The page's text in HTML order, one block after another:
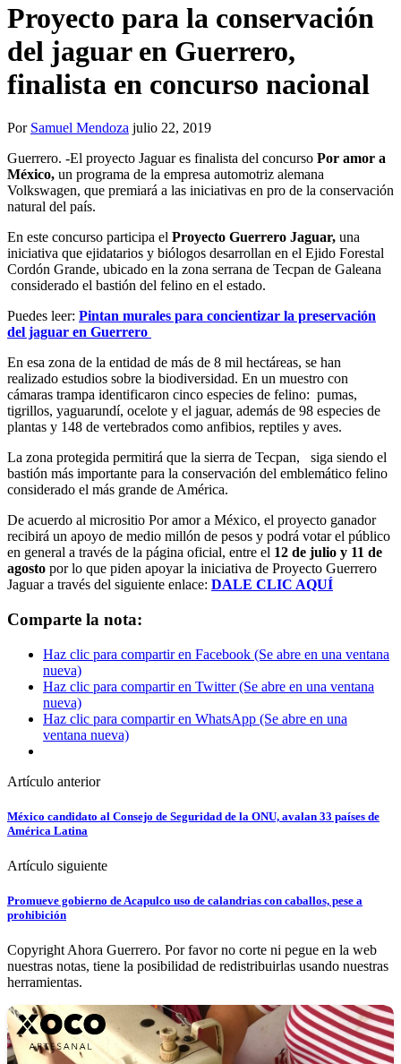
Proyecto para la conservación
del jaguar en Guerrero,
finalista en concurso nacional
Por Samuel Mendoza julio 22, 2019
Guerrero. -El proyecto Jaguar es finalista del concurso Por amor a
México, un programa de la empresa automotriz alemana
Volkswagen, que premiará a las iniciativas en pro de la conservación
natural del país.
En este concurso participa el Proyecto Guerrero Jaguar, una
iniciativa que ejidatarios y biólogos desarrollan en el Ejido Forestal
Cordón Grande, ubicado en la zona serrana de Tecpan de Galeana
considerado el bastión del felino en el estado.
Puedes leer: Pintan murales para concientizar la preservación
del jaguar en Guerrero
En esa zona de la entidad de más de 8 mil hectáreas, se han
realizado estudios sobre la biodiversidad. En un muestro con
cámaras trampa identificaron cinco especies de felino: pumas,
tigrillos, yaguarundí, ocelote y el jaguar, además de 98 especies de
plantas y 148 de vertebrados como anfibios, reptiles y aves.
La zona protegida permitirá que la sierra de Tecpan, siga siendo el
bastión más importante para la conservación del emblemático felino
considerado el más grande de América.
De acuerdo al micrositio Por amor a México, el proyecto ganador
recibirá un apoyo de medio millón de pesos y podrá votar el público
en general a través de la página oficial, entre el 12 de julio y 11 de
agosto por lo que piden apoyar la iniciativa de Proyecto Guerrero
Jaguar a través del siguiente enlace: DALE CLIC AQUÍ
Comparte la nota:
Haz clic para compartir en Facebook (Se abre en una ventana
nueva)
Haz clic para compartir en Twitter (Se abre en una ventana
nueva)
Haz clic para compartir en WhatsApp (Se abre en una
ventana nueva)
Artículo anterior
México candidato al Consejo de Seguridad de la ONU, avalan 33 países de
América Latina
Artículo siguiente
Promueve gobierno de Acapulco uso de calandrias con caballos, pese a
prohibición
Copyright Ahora Guerrero. Por favor no corte ni pegue en la web
nuestras notas, tiene la posibilidad de redistribuirlas usando nuestras
herramientas.